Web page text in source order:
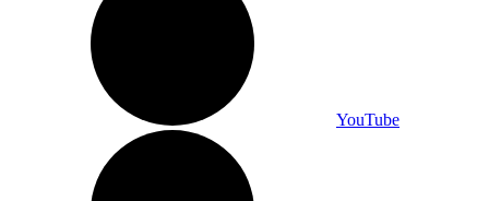
YouTube